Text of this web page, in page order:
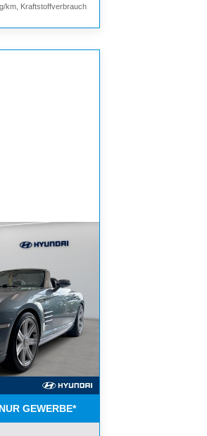
km, Kraftstoffverbrauch
GEWERBE*